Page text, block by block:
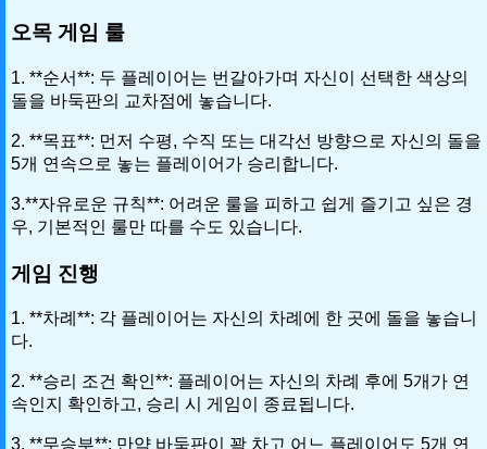
오목 게임 룰
1. **순서**: 두 플레이어는 번갈아가며 자신이 선택한 색상의
돌을 바둑판의 교차점에 놓습니다.
2. **목표**: 먼저 수평, 수직 또는 대각선 방향으로 자신의 돌을
5개 연속으로 놓는 플레이어가 승리합니다.
3.**자유로운 규칙**: 어려운 룰을 피하고 쉽게 즐기고 싶은 경
우, 기본적인 룰만 따를 수도 있습니다.
게임 진행
1. **차례**: 각 플레이어는 자신의 차례에 한 곳에 돌을 놓습니
다.
2. **승리 조건 확인**: 플레이어는 자신의 차례 후에 5개가 연
속인지 확인하고, 승리 시 게임이 종료됩니다.
3. **무승부**: 만약 바둑판이 꽉 차고 어느 플레이어도 5개 연